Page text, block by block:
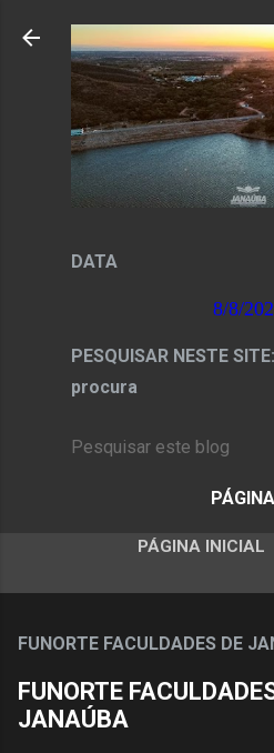
Pular para o
DATA
8/8/
PESQUISAR NESTE
procura
PÁGINA INICIAL
FUNORTE FACULDADES DE
FUNORTE
JANAÚBA